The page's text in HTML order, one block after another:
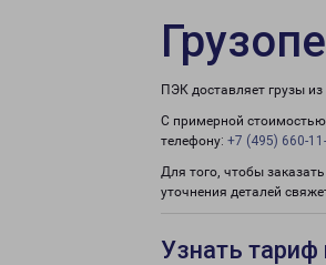
ПЭК доставляет грузы
С примерной
телефону: +7 (495) 660-
Для того, чтобы
уточнения деталей
Узнать тариф